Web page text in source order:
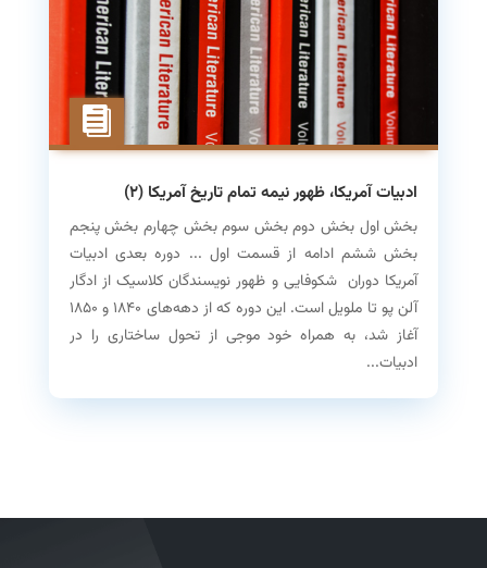
ادبیات آمریکا، ظهور نیمه تمام تاریخ آمریکا (۲)
بخش اول بخش دوم بخش سوم بخش چهارم بخش پنجم
بخش ششم ادامه از قسمت اول ... دوره بعدی ادبیات
آمریکا دوران شکوفایی و ظهور نویسندگان کلاسیک از ادگار
آلن پو تا ملویل است. این دوره که از دهه‌های ۱۸۴۰ و ۱۸۵۰
آغاز ‌شد، به همراه خود موجی از تحول ساختاری را در
ادبیات...